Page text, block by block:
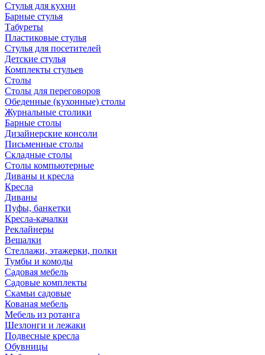
Стулья для кухни
Барные стулья
Табуреты
Пластиковые стулья
Стулья для посетителей
Детские стулья
Комплекты стульев
Столы
Столы для переговоров
Обеденные (кухонные) столы
Журнальные столики
Барные столы
Дизайнерские консоли
Письменные столы
Складные столы
Столы компьютерные
Диваны и кресла
Кресла
Диваны
Пуфы, банкетки
Кресла-качалки
Реклайнеры
Вешалки
Стеллажи, этажерки, полки
Тумбы и комоды
Садовая мебель
Садовые комплекты
Скамьи садовые
Кованая мебель
Мебель из ротанга
Шезлонги и лежаки
Подвесные кресла
Обувницы